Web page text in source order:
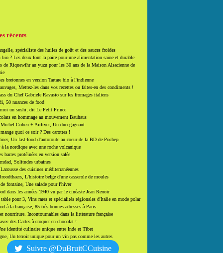
récents
spécialiste des huiles de goût et des sauces froides
bio ? Les deux font la paire pour une alimentation saine et durable
de Riquewihr au yuzu pour les 30 ans de la Maison Alsacienne de
bretonnes en version Tartare bio à l'indienne
Mettez-les dans vos recettes ou faites-en des condiments !
du Chef Gabriele Ravasio sur les fromages italiens
50 nuances de food
moi un sushi, dit Le Petit Prince
en hommage au mouvement Bauhaus
Michel Cohen + Airfryer, Un duo gagnant
quoi ce soir ? Des carottes !
Un fast-food d'autoroute au coeur de la BD de Pochep
la nordique avec une roche volcanique
barres protéinées en version salée
Solitudes urbaines
des cuisines méditerranéennes
L'histoire belge d'une casserole de moules
fontaine, Une salade pour l'hiver
dans les années 1940 vu par le cinéaste Jean Renoir
pour 3, Vins rares et spécialités régionales d'Italie en mode polar
à la française, 85 très bonnes adresses à Paris
nourriture. Incontournables dans la littérature française
des Cartes à croquer en chocolat !
identité culinaire unique entre Inde et Tibet
Un terroir unique pour un vin pas comme les autres
Suivre @DuBruitCCuisine